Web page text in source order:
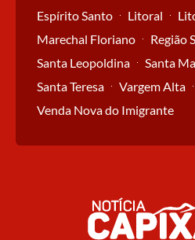
Espírito Santo
Litoral
Marechal Floriano
Região
Santa Leopoldina
Santa
Santa Teresa
Vargem Alta
Venda Nova do Imigrante